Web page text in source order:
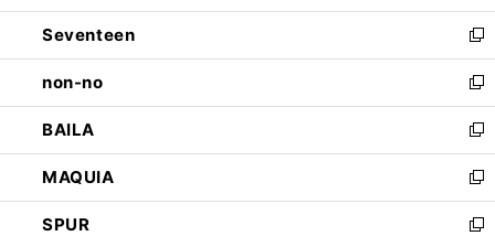
開
く
ウ
で
開
く
ン
ド
ウ
で
開
く
Seventeen
新
し
い
ウ
ィ
ン
ド
ウ
で
non-no
新
し
い
ウ
ィ
ン
ド
BAILA
新
し
い
ウ
ィ
MAQUIA
新
し
い
SPUR
新